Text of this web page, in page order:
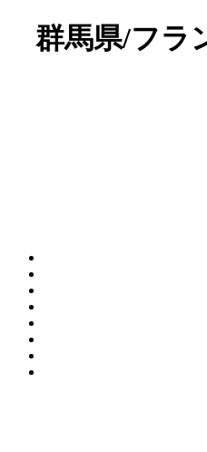
群馬県/フラ